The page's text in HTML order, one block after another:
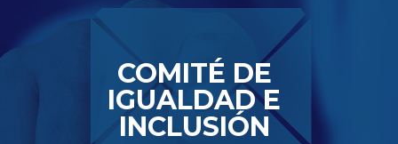
COMITÉ DE
IGUALDAD E
INCLUSIÓN